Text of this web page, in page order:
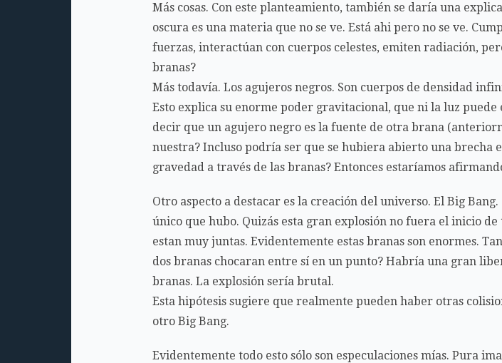
Más cosas. Con este planteamiento, también se daría una
oscura es una materia que no se ve. Está ahi pero no se ve.
fuerzas, interactúan con cuerpos celestes, emiten radiación,
branas?
Más todavía. Los agujeros negros. Son cuerpos de densidad
Esto explica su enorme poder gravitacional, que ni la luz
decir que un agujero negro es la fuente de otra brana
nuestra? Incluso podría ser que se hubiera abierto una
gravedad a través de las branas? Entonces estaríamos
Otro aspecto a destacar es la creación del universo. El Big
único que hubo. Quizás esta gran explosión no fuera el inicio
estan muy juntas. Evidentemente estas branas son enormes.
dos branas chocaran entre sí en un punto? Habría una gran
branas. La explosión sería brutal.
Esta hipótesis sugiere que realmente pueden haber otras
otro Big Bang.
Evidentemente todo esto sólo son especulaciones mías. Pura